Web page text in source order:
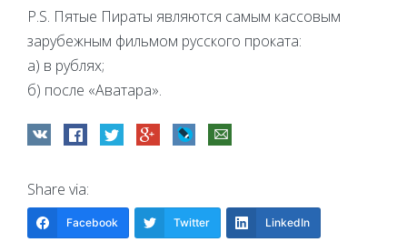
P.S. Пятые Пираты являются самым кассовым
зарубежным фильмом русского проката:
а) в рублях;
б) после «Аватара».
Share via:
Facebook Twitter LinkedIn